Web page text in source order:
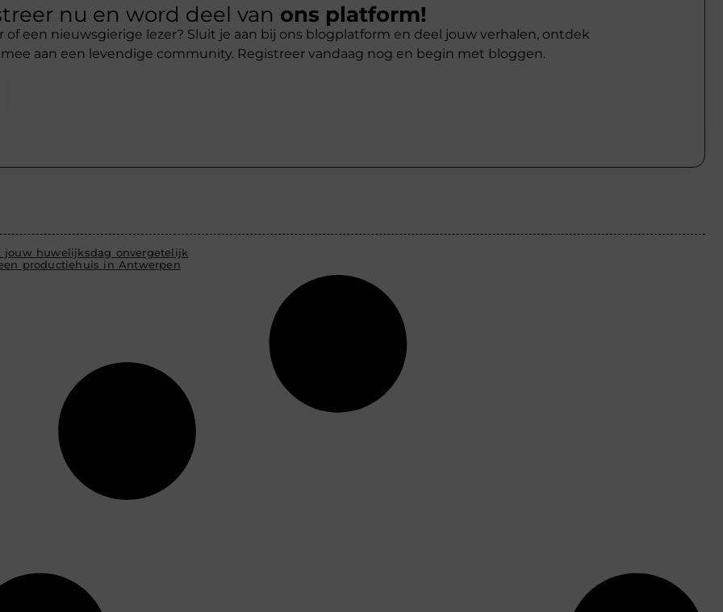
nu en word deel van ons platform!
of een nieuwsgierige lezer? Sluit je aan bij ons blogplatform en deel jouw verhalen, ontdek
aan een levendige community. Registreer vandaag nog en begin met bloggen.
jouw huwelijksdag onvergetelijk
productiehuis in Antwerpen